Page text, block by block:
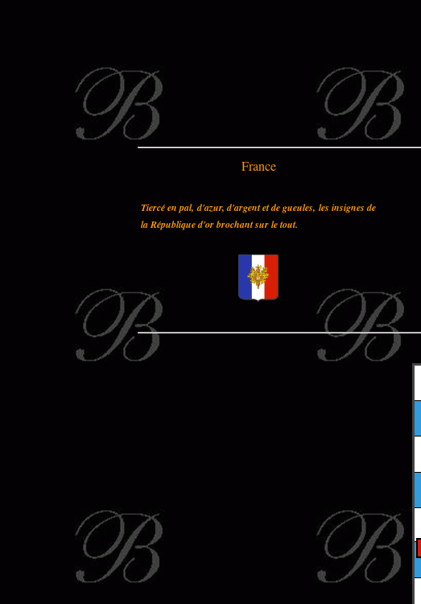
France
Tiercé en pal, d'azur, d'argent et de gueules, les insignes de
la République d'or brochant sur le tout.